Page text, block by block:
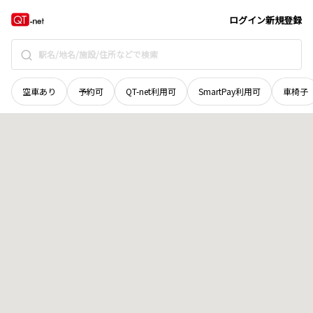
ログイン新規登録
空車あり 予約可 QT-net利用可 SmartPay利用可 車椅子
岡山県